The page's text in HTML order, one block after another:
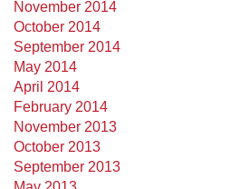
November 2014
October 2014
September 2014
May 2014
April 2014
February 2014
November 2013
October 2013
September 2013